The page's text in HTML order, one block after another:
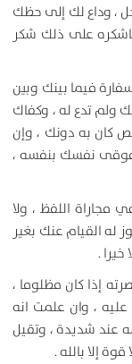
، وداع لك إلى حظك
على ذلك شكر
فيما بينك وبين
ولم تدع له ، وكفاك
كان به دونك ، وإن
فوقى نفسك بنفسه ،
مجاراة اللفظ ، ولا
له القيام عنك بغير
.
إذا كان مظلوما ،
، وان علمت انه
عند شديدة ، وتقيل
إلا بالله .